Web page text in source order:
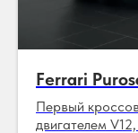
Ferrari
Первый
двигателем